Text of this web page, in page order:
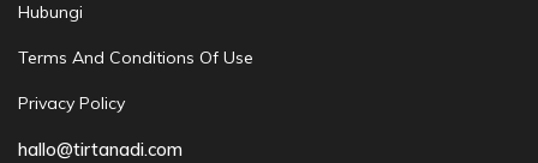
Hubungi
Terms And Conditions Of Use
Privacy Policy
hallo@tirtanadi.com